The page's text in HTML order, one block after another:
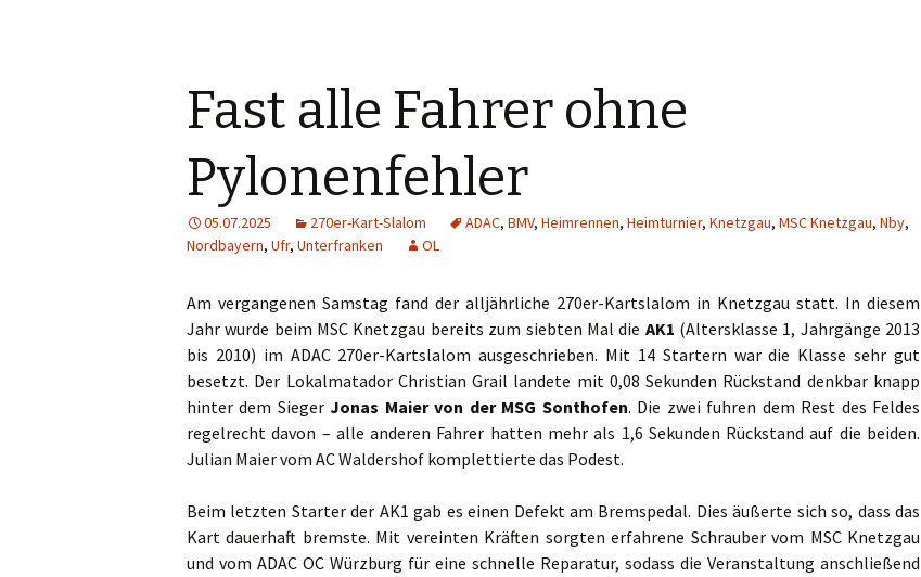
Fast alle Fahrer ohne
Pylonenfehler
05.07.2025 270er-Kart-Slalom ADAC, BMV, Heimrennen, Heimturnier, Knetzgau, MSC Knetzgau, Nby,
Nordbayern, Ufr, Unterfranken OL
Am vergangenen Samstag fand der alljährliche 270er-Kartslalom in Knetzgau statt. In diesem
Jahr wurde beim MSC Knetzgau bereits zum siebten Mal die AK1 (Altersklasse 1, Jahrgänge 2013
bis 2010) im ADAC 270er-Kartslalom ausgeschrieben. Mit 14 Startern war die Klasse sehr gut
besetzt. Der Lokalmatador Christian Grail landete mit 0,08 Sekunden Rückstand denkbar knapp
hinter dem SiegerJonas Maier von der MSG Sonthofen. Die zwei fuhren dem Rest des Feldes
regelrecht davon – alle anderen Fahrer hatten mehr als 1,6 Sekunden Rückstand auf die beiden.
Julian Maier vom AC Waldershof komplettierte das Podest.
Beim letzten Starter der AK1 gab es einen Defekt am Bremspedal. Dies äußerte sich so, dass das
Kart dauerhaft bremste. Mit vereinten Kräften sorgten erfahrene Schrauber vom MSC Knetzgau
und vom ADAC OC Würzburg für eine schnelle Reparatur, sodass die Veranstaltung anschließend